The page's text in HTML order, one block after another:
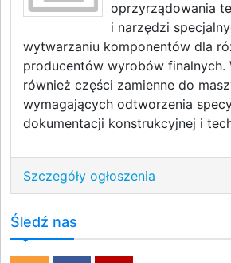
oprzyrządowania
i narzędzi
wytwarzaniu komponentów dla
producentów wyrobów finalnych.
również części zamienne do
wymagających odtworzenia
dokumentacji konstrukcyjnej i
Szczegóły ogłoszenia
Śledź nas